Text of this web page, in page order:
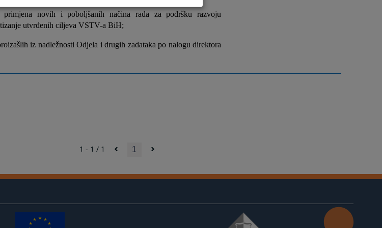
novih i poboljšanih načina rada za podršku razvoju
utvrđenih ciljeva VSTV-a BiH;
iz nadležnosti Odjela i drugih zadataka po nalogu direktora
1 - 1 / 1 1